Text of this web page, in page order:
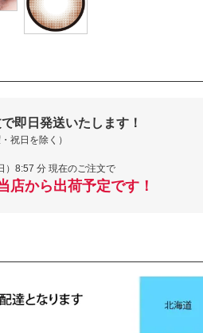
即日発送いたします！
・祝日を除く）
）8:57 分 現在のご注文で
店から出荷予定です！